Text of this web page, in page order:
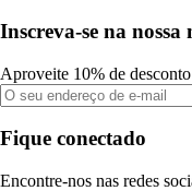
Inscreva-se na nossa
Aproveite 10% de
Fique conectado
Encontre-nos nas redes